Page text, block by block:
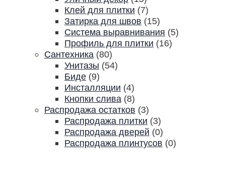
Клей для плитки (7)
Затирка для швов (15)
Система выравнивания (5)
Профиль для плитки (16)
Сантехника (80)
Унитазы (54)
Биде (9)
Инсталляции (4)
Кнопки слива (8)
Распродажа остатков (3)
Распродажа плитки (3)
Распродажа дверей (0)
Распродажа плинтусов (0)